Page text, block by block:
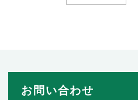
お問い合わせ